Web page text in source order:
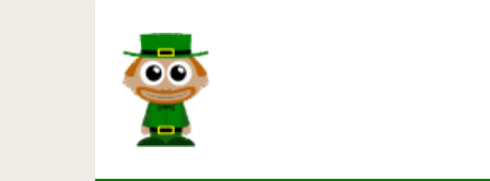
Самая большая и